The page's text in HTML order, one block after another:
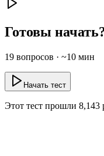
Готовы
19 вопросов · ~10 мин
Начать тест
Этот тест прошли 8,143